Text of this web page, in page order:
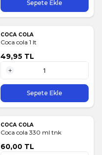
Sepete Ekle
COCA COLA
Coca cola 1 lt
49,95 TL
1 Adet
Sepete Ekle
COCA COLA
Coca cola 330 ml tnk
60,00 TL